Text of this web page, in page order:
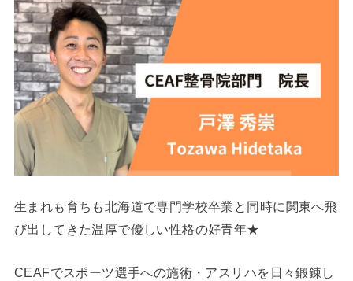
生まれも育ちも北海道で専門学校卒業と同時に関東へ飛
び出してきた温厚で優しい性格の好青年★
CEAFでスポーツ選手への施術・アスリハを日々鍛錬し